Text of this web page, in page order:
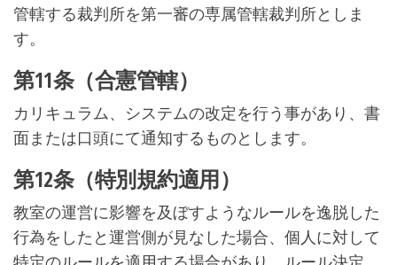
管轄する裁判所を第一審の専属管轄裁判所としま
す。
第11条（合憲管轄）
カリキュラム、システムの改定を行う事があり、書
面または口頭にて通知するものとします。
第12条（特別規約適用）
教室の運営に影響を及ぼすようなルールを逸脱した
行為をしたと運営側が見なした場合、個人に対して